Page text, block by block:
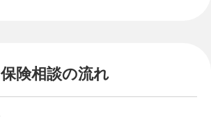
保険相談の流れ